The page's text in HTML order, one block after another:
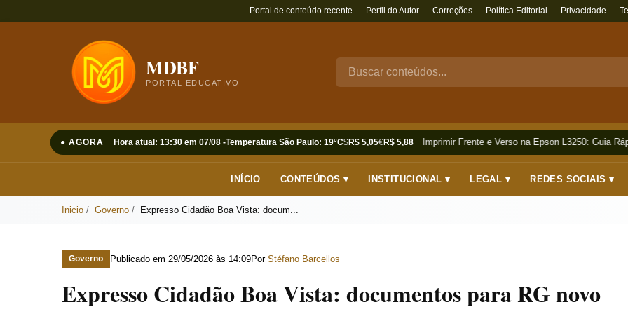
Portal de conteúdo recente. Perfil do Autor Correções Política Editorial Privacidade
MDBF
PORTAL EDUCATIVO
● AGORA Hora atual: 13:30 em 07/08 -Temperatura São Paulo: 19°C$R$ 5,05€R$ 5,88
Como Imprimir Frente e Verso na Epson L3250: Guia
INÍCIO CONTEÚDOS ▾ INSTITUCIONAL ▾ LEGAL ▾ REDES SOCIAIS ▾
Inicio Governo Expresso Cidadão Boa Vista: docum...
Governo Publicado em 29/05/2026 às 14:09Por Stéfano Barcellos
Expresso Cidadão Boa Vista: documentos para RG novo